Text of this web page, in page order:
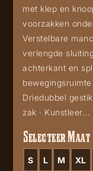
met klep en
voorzakken
Verstelbare
verlengde
achterkant en
Driedubbel
zak · Kunstleer...
Selecteer Maat
S L M XL